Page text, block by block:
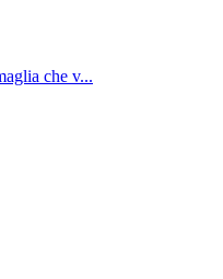
che v...